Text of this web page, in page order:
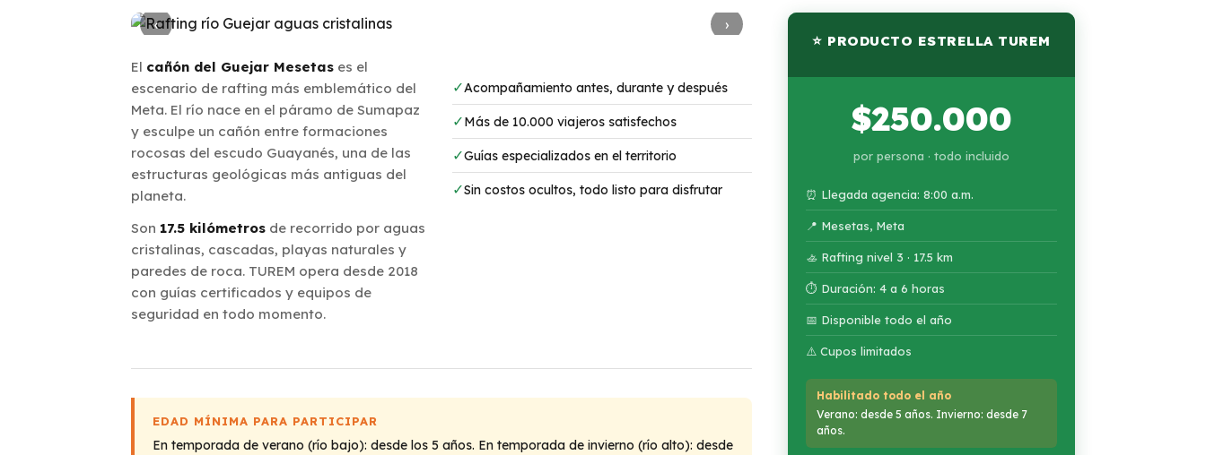
‹ ›
El cañón del Guejar Mesetas es el
escenario de rafting más emblemático del
Meta. El río nace en el páramo de Sumapaz
y esculpe un cañón entre formaciones
rocosas del escudo Guayanés, una de las
estructuras geológicas más antiguas del
planeta.
Son 17.5 kilómetros de recorrido por aguas
cristalinas, cascadas, playas naturales y
paredes de roca. TUREM opera desde 2018
con guías certificados y equipos de
seguridad en todo momento.
✓Acompañamiento antes, durante y después
✓Más de 10.000 viajeros satisfechos
✓Guías especializados en el territorio
✓Sin costos ocultos, todo listo para disfrutar
EDAD MÍNIMA PARA PARTICIPAR
En temporada de verano (río bajo): desde los 5 años. En temporada de invierno (río alto): desde
⭐ PRODUCTO ESTRELLA TUREM
$250.000
por persona · todo incluido
⏰ Llegada agencia: 8:00 a.m.
📍 Mesetas, Meta
🚣 Rafting nivel 3 · 17.5 km
⏱ Duración: 4 a 6 horas
📅 Disponible todo el año
⚠️ Cupos limitados
Habilitado todo el año
Verano: desde 5 años. Invierno: desde 7
años.